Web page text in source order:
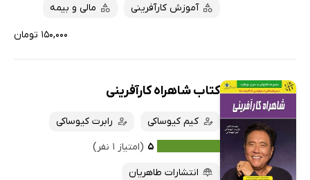
آموزش کارآفرینی مالی و بیمه
۱۵۰,۰۰۰ تومان
کتاب شاهراه کارآفرینی
کیم کیوساکی
رابرت کیوساکی
۵ (امتیاز ۱ نفر)
انتشارات طاهریان